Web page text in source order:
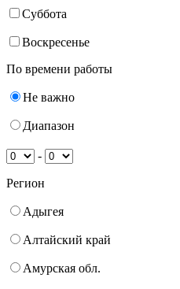
Суббота
Воскресенье
По времени работы
Не важно
Диапазон
-
Регион
Адыгея
Алтайский край
Амурская обл.